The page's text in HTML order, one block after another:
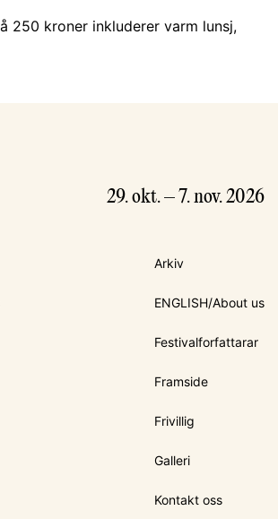
250 kroner inkluderer varm lunsj,
29. okt. – 7. nov. 2026
Arkiv
ENGLISH/About us
Festivalforfattarar
Framside
Frivillig
Galleri
Kontakt oss